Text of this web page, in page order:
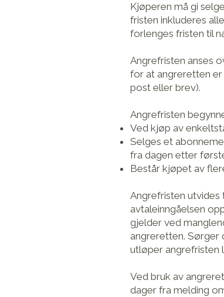
Kjøperen må gi
fristen inkluderes
forlenges fristen til
Angrefristen anses
for at angreretten
post eller brev).
Angrefristen
Ved kjøp av
Selges et
fra dagen etter
Består kjøpet av
Angrefristen
avtaleinngåelsen
gjelder ved
angreretten. Sørger
utløper angrefristen
Ved bruk av
dager fra melding